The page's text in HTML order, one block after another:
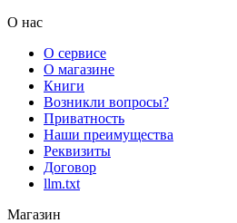
О нас
О сервисе
О магазине
Книги
Возникли вопросы?
Приватность
Наши преимущества
Реквизиты
Договор
llm.txt
Магазин